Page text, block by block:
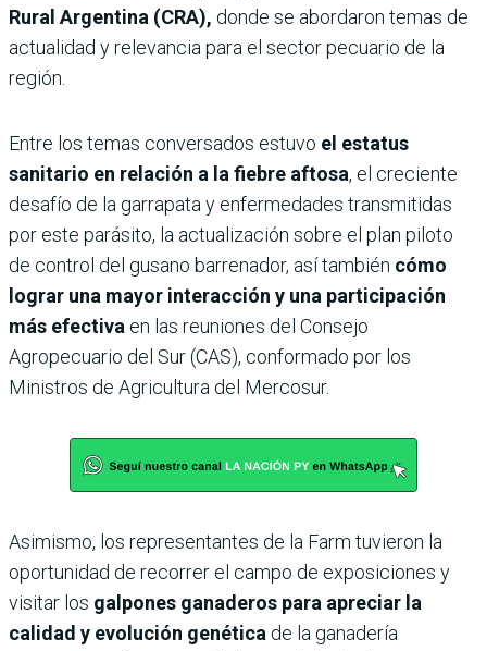
Rural Argentina (CRA), donde se abordaron temas de
actualidad y relevancia para el sector pecuario de la
región.
Entre los temas conversados estuvo el estatus
sanitario en relación a la fiebre aftosa, el creciente
desafío de la garrapata y enfermedades transmitidas
por este parásito, la actualización sobre el plan piloto
de control del gusano barrenador, así también cómo
lograr una mayor interacción y una participación
más efectiva en las reuniones del Consejo
Agropecuario del Sur (CAS), conformado por los
Ministros de Agricultura del Mercosur.
Asimismo, los representantes de la Farm tuvieron la
oportunidad de recorrer el campo de exposiciones y
visitar los galpones ganaderos para apreciar la
calidad y evolución genética de la ganadería